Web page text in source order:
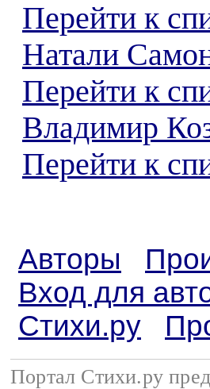
Перейти к
Натали
Перейти к
Владимир
Перейти к
Авторы
Вход для
Стихи.ру
Портал Стихи.ру